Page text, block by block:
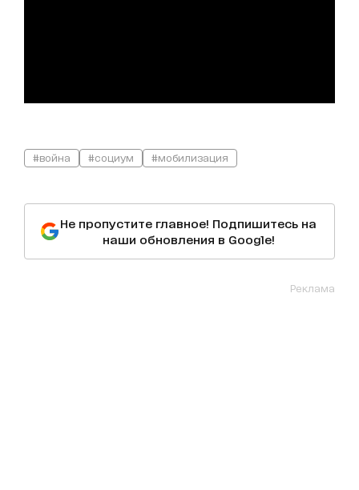
#война #социум #мобилизация
Не пропустите главное! Подпишитесь на
наши обновления в Google!
Реклама